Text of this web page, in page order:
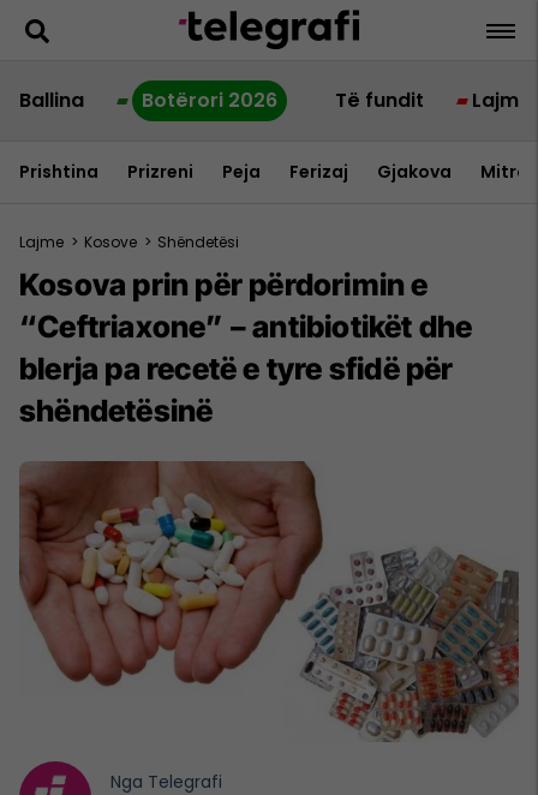
Ballina Botërori 2026 Të fundit Lajme
Prishtina Prizreni Peja Ferizaj Gjakova
Lajme > Kosove > Shëndetësi
Kosova prin për përdorimin e
“Ceftriaxone” – antibiotikët dhe
blerja pa recetë e tyre sfidë për
shëndetësinë
Nga Telegrafi